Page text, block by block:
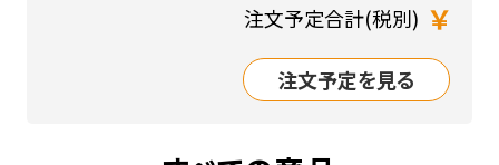
注文予定合計(税別) ￥
注文予定を見る